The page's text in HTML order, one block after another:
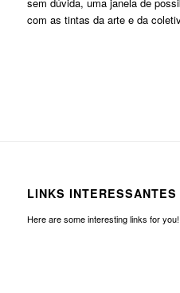
sem dúvida, uma janela de
com as tintas da arte e da
LINKS INTERESSANTES
Here are some interesting links for